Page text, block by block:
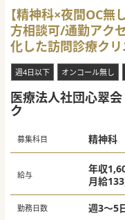
【精神科×夜間OC
方相談可/通勤アク
化した訪問診療クリ
週4日以下 オンコール無し
医療法人社団心翠会
ク
募集科目 精神科
給与
年収
月給
勤務日数 週3～5